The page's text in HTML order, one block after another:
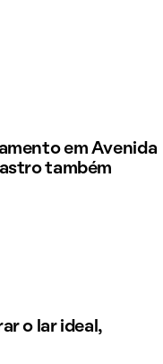
em Avenida
também
o lar ideal,